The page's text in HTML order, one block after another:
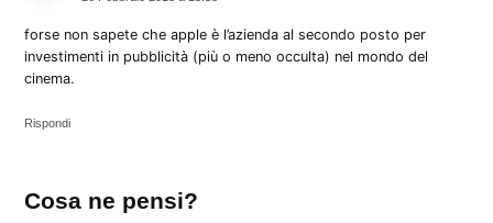
forse non sapete che apple è l’azienda al secondo posto per
investimenti in pubblicità (più o meno occulta) nel mondo del
cinema.
Rispondi
un
Cosa ne pensi?